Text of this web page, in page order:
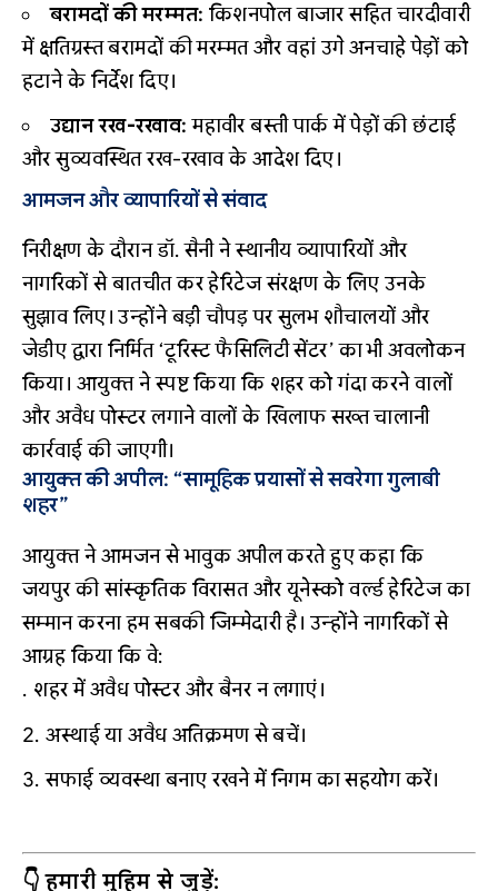
बरामदों की मरम्मत: किशनपोल बाजार सहित चारदीवारी
में क्षतिग्रस्त बरामदों की मरम्मत और वहां उगे अनचाहे पेड़ों को
हटाने के निर्देश दिए।
उद्यान रख-रखाव: महावीर बस्ती पार्क में पेड़ों की छंटाई
और सुव्यवस्थित रख-रखाव के आदेश दिए।
आमजन और व्यापारियों से संवाद
निरीक्षण के दौरान डॉ. सैनी ने स्थानीय व्यापारियों और
नागरिकों से बातचीत कर हेरिटेज संरक्षण के लिए उनके
सुझाव लिए। उन्होंने बड़ी चौपड़ पर सुलभ शौचालयों और
जेडीए द्वारा निर्मित ‘टूरिस्ट फैसिलिटी सेंटर’ का भी अवलोकन
किया। आयुक्त ने स्पष्ट किया कि शहर को गंदा करने वालों
और अवैध पोस्टर लगाने वालों के खिलाफ सख्त चालानी
कार्रवाई की जाएगी।
आयुक्त की अपील: “सामूहिक प्रयासों से सवरेगा गुलाबी
शहर”
आयुक्त ने आमजन से भावुक अपील करते हुए कहा कि
जयपुर की सांस्कृतिक विरासत और यूनेस्को वर्ल्ड हेरिटेज का
सम्मान करना हम सबकी जिम्मेदारी है। उन्होंने नागरिकों से
आग्रह किया कि वे:
शहर में अवैध पोस्टर और बैनर न लगाएं।
अस्थाई या अवैध अतिक्रमण से बचें।
सफाई व्यवस्था बनाए रखने में निगम का सहयोग करें।
👇 हमारी मुहिम से जुड़ें: